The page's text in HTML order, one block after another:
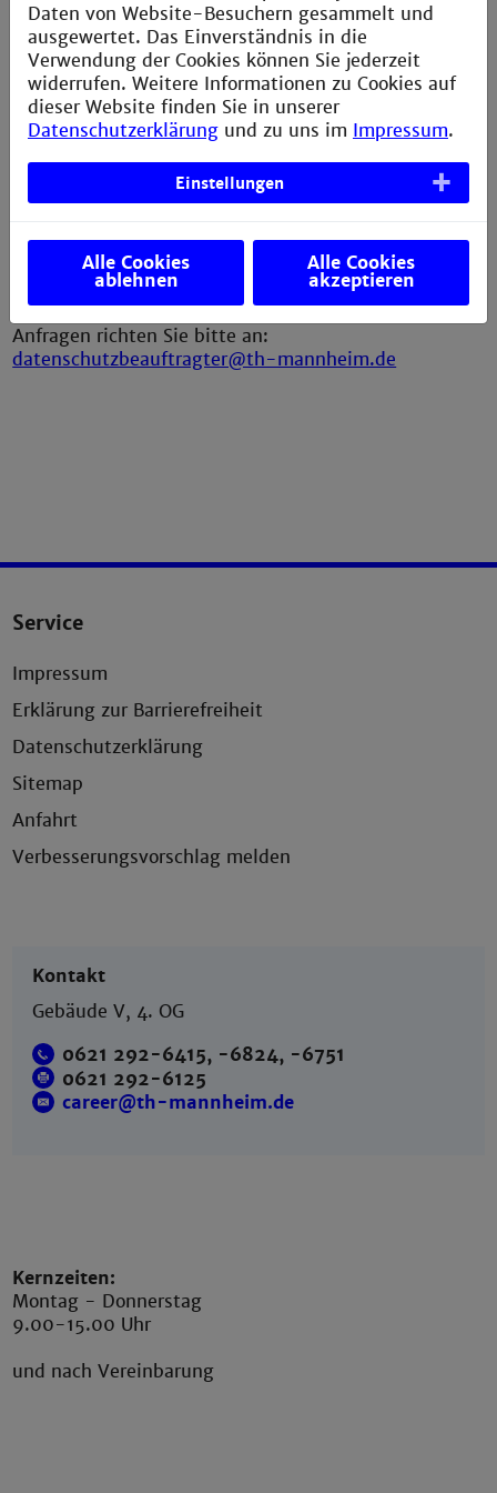
Daten
Weitere Informationen, insbesondere zu Ihren Rechten
als Betroffene, finden Sie hier:
https://www.hs-
mannheim.de/datenschutzerklaerung.html
Kontakt zum Datenschutzbeauftragten:
Datenschutzbeauftrager der Technischen Hochschule
Mannheim ist Herr Dr. Voßbein der Firma UIMC Dr.
Vossbein GmbH & Co. KG
Anfragen richten Sie bitte an:
datenschutzbeauftragter@th-mannheim.de
Service
Impressum
Erklärung zur Barrierefreiheit
Datenschutzerklärung
Sitemap
Anfahrt
Verbesserungsvorschlag melden
Kontakt
Gebäude V, 4. OG
0621 292-6415, -6824, -6751
0621 292-6125
career@th-mannheim.de
Kernzeiten:
Montag - Donnerstag
9.00-15.00 Uhr
und nach Vereinbarung
Daten von Website-Besuchern gesammelt und
ausgewertet. Das Einverständnis in die
Verwendung der Cookies können Sie jederzeit
widerrufen. Weitere Informationen zu Cookies auf
dieser Website finden Sie in unserer
Datenschutzerklärung und zu uns im Impressum.
Einstellungen
Alle Cookies
ablehnen
Alle Cookies
akzeptieren